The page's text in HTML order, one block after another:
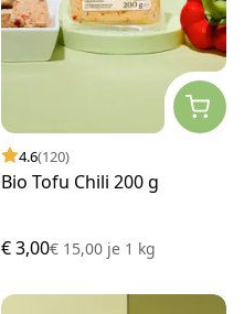
4.6(120)
Bio Tofu Chili 200 g
€ 3,00€ 15,00 je 1 kg